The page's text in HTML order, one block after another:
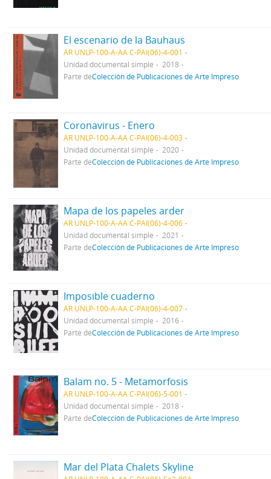
El escenario de la Bauhaus
AR UNLP-100-A-AA C-PAI(06)-4-001
Unidad documental simple
2018
Parte deColección de Publicaciones de Arte Impreso
Coronavirus - Enero
AR UNLP-100-A-AA C-PAI(06)-4-003
Unidad documental simple
2020
Parte deColección de Publicaciones de Arte Impreso
Mapa de los papeles arder
AR UNLP-100-A-AA C-PAI(06)-4-006
Unidad documental simple
2021
Parte deColección de Publicaciones de Arte Impreso
Imposible cuaderno
AR UNLP-100-A-AA C-PAI(06)-4-007
Unidad documental simple
2016
Parte deColección de Publicaciones de Arte Impreso
Balam no. 5 - Metamorfosis
AR UNLP-100-A-AA C-PAI(06)-5-001
Unidad documental simple
2018
Parte deColección de Publicaciones de Arte Impreso
Mar del Plata Chalets Skyline